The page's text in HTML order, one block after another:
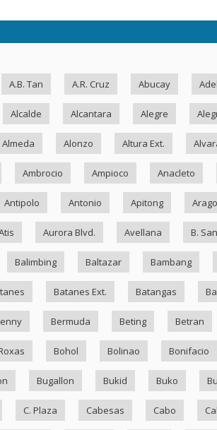
A.B. Tan A.R. Cruz Abucay
Alcalde Alcantara Alegre
Almeda Alonzo Altura Ext.
Ambrocio Ampioco Anacleto
Antipolo Antonio Apitong
Aurora Blvd. Avellana B.
Balimbing Baltazar Bambang
Batanes Ext. Batangas
Bermuda Beting Betran
Bohol Bolinao Bonifacio
Bugallon Bukid Buko
C. Plaza Cabesas Cabo